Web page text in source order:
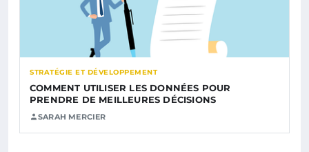
STRATÉGIE ET DÉVELOPPEMENT
COMMENT UTILISER LES DONNÉES POUR
PRENDRE DE MEILLEURES DÉCISIONS
SARAH MERCIER